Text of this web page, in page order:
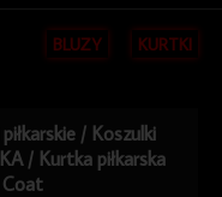
BLUZY KURTKI
/ Koszulki
/ Kurtka piłkarska
Coat